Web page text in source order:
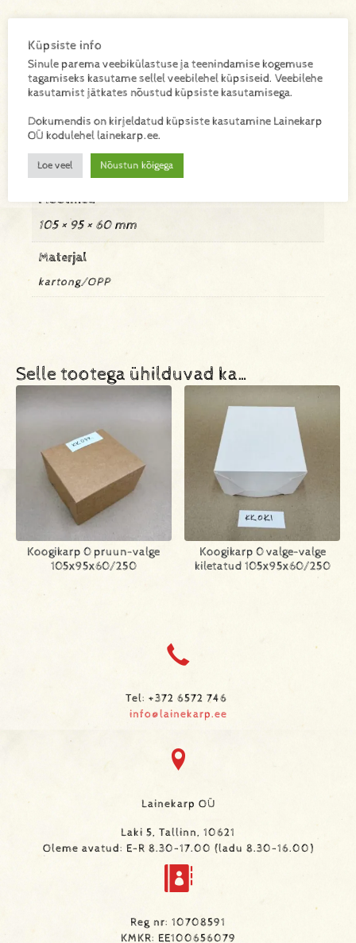
Lisa toode päringukorvi
Lisainfo
Kaal
0,012 kg
Mõõtmed
105 × 95 × 60 mm
Materjal
kartong/OPP
Selle tootega ühilduvad ka…
Koogikarp 0 pruun-valge
105x95x60/250
Koogikarp 0 valge-valge
kiletatud 105x95x60/250
Küpsiste info
Sinule parema veebikülastuse ja teenindamise kogemuse
tagamiseks kasutame sellel veebilehel küpsiseid. Veebilehe
kasutamist jätkates nõustud küpsiste kasutamisega.
Dokumendis on kirjeldatud küpsiste kasutamine Lainekarp
OÜ kodulehel lainekarp.ee.
Loe veel Nõustun kõigega
Tel: +372 6572 746
info@lainekarp.ee
Lainekarp OÜ
Laki 5, Tallinn, 10621
Oleme avatud: E-R 8.30-17.00 (ladu 8.30-16.00)
Reg nr: 10708591
KMKR: EE100656079